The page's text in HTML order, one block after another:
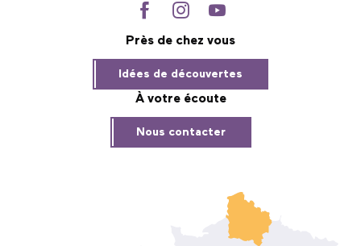
Près de chez vous
Idées de découvertes
À votre écoute
Nous contacter